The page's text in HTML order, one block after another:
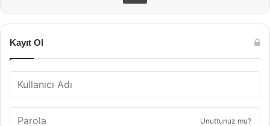
Kayıt Ol
Unuttunuz mu?